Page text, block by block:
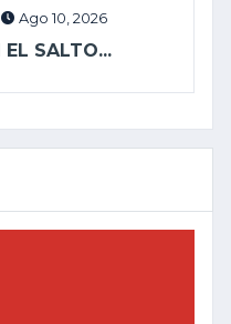
Ago 10, 2026
EL SALTO...